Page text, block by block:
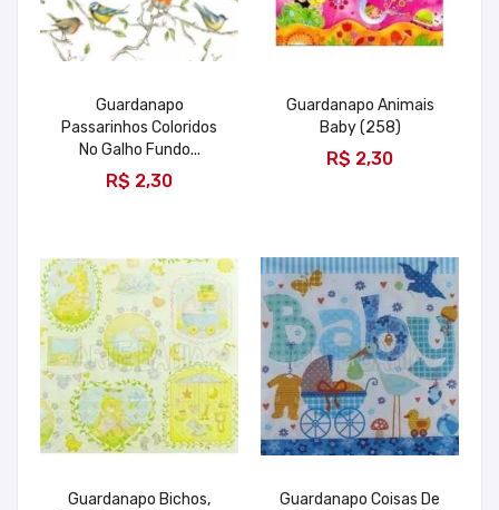
Guardanapo
Passarinhos Coloridos
No Galho Fundo...
R$ 2,30
Guardanapo Animais
Baby (258)
R$ 2,30
Guardanapo Bichos,
Guardanapo Coisas De